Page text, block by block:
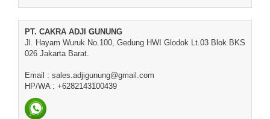
PT. CAKRA ADJI GUNUNG
Jl. Hayam Wuruk No.100, Gedung HWI Glodok Lt.03 Blok BKS
026 Jakarta Barat.
Email : sales.adjigunung@gmail.com
HP/WA : +6282143100439